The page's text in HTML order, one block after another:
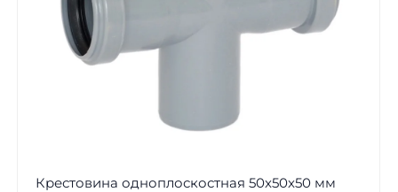
Крестовина одноплоскостная 50x50x50 мм